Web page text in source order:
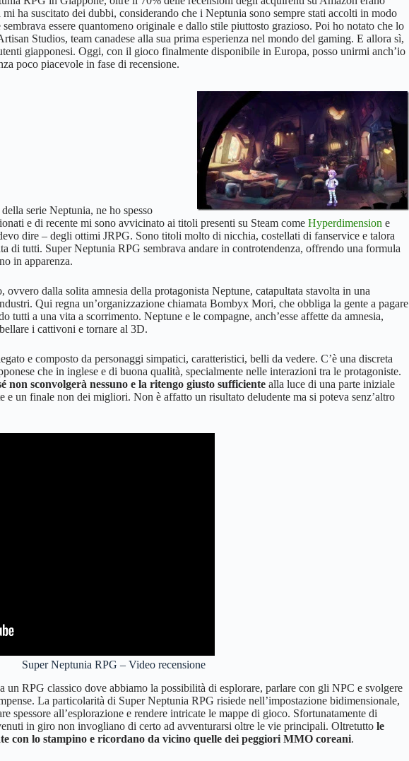
ha suscitato dei dubbi, considerando che i Neptunia sono sempre stati accolti in modo
essere quantomeno originale e dallo stile piuttosto grazioso. Poi ho notato che lo
Studios, team canadese alla sua prima esperienza nel mondo del gaming. E allora sì,
giapponesi. Oggi, con il gioco finalmente disponibile in Europa, posso unirmi anch’io
poco piacevole in fase di recensione.
serie Neptunia, ne ho spesso
e di recente mi sono avvicinato ai titoli presenti su Steam come Hyperdimension e
dire – degli ottimi JRPG. Sono titoli molto di nicchia, costellati di fanservice e talora
di tutti. Super Neptunia RPG sembrava andare in controtendenza, offrendo una formula
in apparenza.
ovvero dalla solita amnesia della protagonista Neptune, catapultata stavolta in una
Qui regna un’organizzazione chiamata Bombyx Mori, che obbliga la gente a pagare
tutti a una vita a scorrimento. Neptune e le compagne, anch’esse affette da amnesia,
i cattivoni e tornare al 3D.
e composto da personaggi simpatici, caratteristici, belli da vedere. C’è una discreta
che in inglese e di buona qualità, specialmente nelle interazioni tra le protagoniste.
sconvolgerà nessuno e la ritengo giusto sufficiente alla luce di una parte iniziale
e un finale non dei migliori. Non è affatto un risultato deludente ma si poteva senz’altro
Super Neptunia RPG – Video recensione
RPG classico dove abbiamo la possibilità di esplorare, parlare con gli NPC e svolgere
La particolarità di Super Neptunia RPG risiede nell’impostazione bidimensionale,
spessore all’esplorazione e rendere intricate le mappe di gioco. Sfortunatamente di
in giro non invogliano di certo ad avventurarsi oltre le vie principali. Oltretutto le
con lo stampino e ricordano da vicino quelle dei peggiori MMO coreani.